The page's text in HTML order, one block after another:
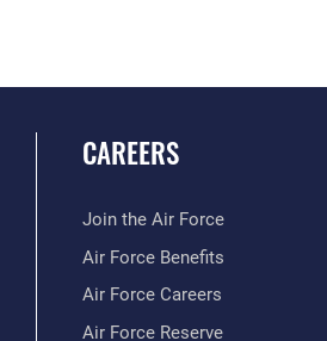
CAREERS
Join the Air Force
Air Force Benefits
Air Force Careers
Air Force Reserve